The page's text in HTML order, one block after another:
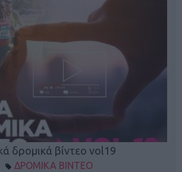
δρομικά βίντεο vol19
ΔΡΟΜΙΚΑ ΒΙΝΤΕΟ